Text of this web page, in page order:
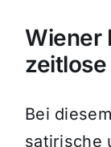
Wiener
Bei
satirische